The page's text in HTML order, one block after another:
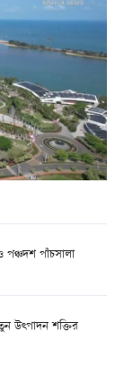
পঞ্চদশ পাঁচসালা
উত্পাদন শক্তির